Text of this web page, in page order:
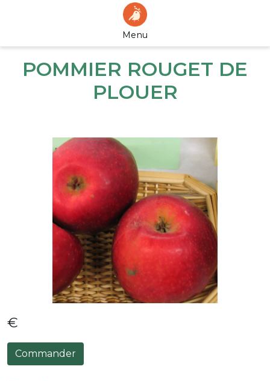
Menu
POMMIER ROUGET DE
PLOUER
€
Commander